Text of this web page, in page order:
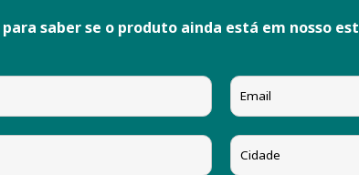
saber se o produto ainda está em nosso